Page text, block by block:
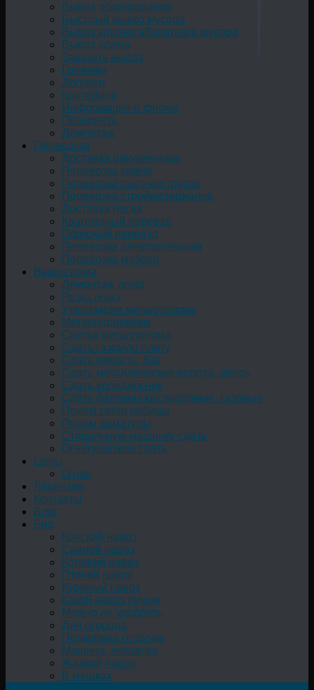
Вывоз оборудования
Быстрый вывоз мусора
Вывоз крупногабаритного мусора
Вывоз хлама
Заказать вывоз
Грузчики
Договор
Контейнер
Информация о фирме
Позвонить
Демонтаж
Перевозка
Доставка ракушечника
Перевозка камня
Перевозка сыпучих грузов
Перевозка стройматериалов
Доставка песка
Квартирный переезд
Офисный переезд
Перевозка электротехники
Перевозка мебели
Вывоз лома
Демонтаж лома
Резка лома
Утилизация металлолома
Металоприемник
Скупка металлолома
Сдать газовую плиту
Сдать емкость, бак
Cдать металлические ворота, дверь
Сдать холодильник
Сдать баллоны кислородные, газовые
Прием сетки рабицы
Прием арматуры
Стиральную машинку сдать
Огнетушители сдать
Цены
О нас
Лицензия
Контакты
Блог
Био
Конский навоз
Свиной навоз
Коровий навоз
Птичий навоз
Куриный навоз
Какой навоз лучше
Можно ли удобрять
Для огорода
Подкормка огорода
Машина, мешалка
Жидкий навоз
В мешках